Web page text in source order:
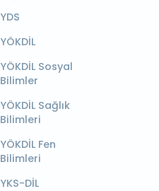
YDS
YÖKDİL
YÖKDİL Sosyal
Bilimler
YÖKDİL Sağlık
Bilimleri
YÖKDİL Fen
Bilimleri
YKS-DİL